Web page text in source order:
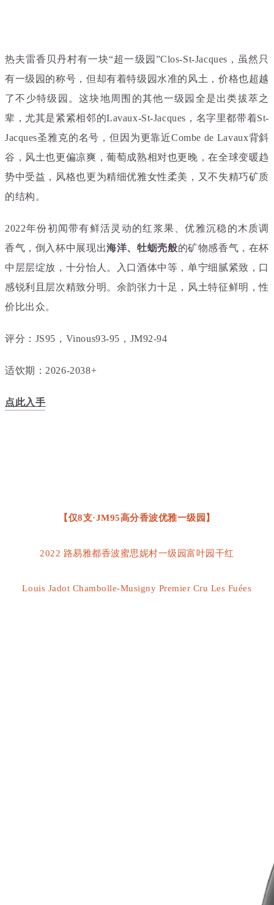
热夫雷香贝丹村有一块“超一级园”Clos-St-Jacques，虽然只
有一级园的称号，但却有着特级园水准的风土，价格也超越
了不少特级园。这块地周围的其他一级园全是出类拔萃之
辈，尤其是紧紧相邻的Lavaux-St-Jacques，名字里都带着St-
Jacques圣雅克的名号，但因为更靠近Combe de Lavaux背斜
谷，风土也更偏凉爽，葡萄成熟相对也更晚，在全球变暖趋
势中受益，风格也更为精细优雅女性柔美，又不失精巧矿质
的结构。
2022年份初闻带有鲜活灵动的红浆果、优雅沉稳的木质调
香气，倒入杯中展现出海洋、牡蛎壳般的矿物感香气，在杯
中层层绽放，十分怡人。入口酒体中等，单宁细腻紧致，口
感锐利且层次精致分明。余韵张力十足，风土特征鲜明，性
价比出众。
评分：JS95，Vinous93-95，JM92-94
适饮期：2026-2038+
点此入手
【仅8支·JM95高分香波优雅一级园】
2022 路易雅都香波蜜思妮村一级园富叶园干红
Louis Jadot Chambolle-Musigny Premier Cru Les Fuées